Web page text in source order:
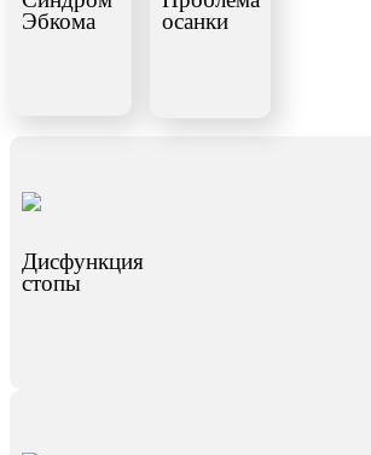
Эбкома
осанки
Дисфункция
стопы